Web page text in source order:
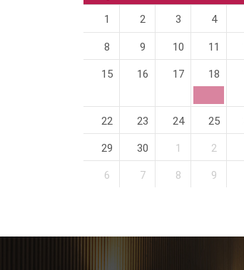
1 2 3 4
8 9 10 11
15 16 17 18
22 23 24 25
29 30 1 2
6 7 8 9